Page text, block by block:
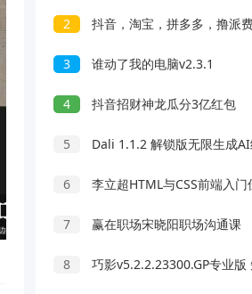
2 抖音，淘宝，拼多多，撸派费，挂机类型暴利快递回收项
3 谁动了我的电脑v2.3.1
4 抖音招财神龙瓜分3亿红包
5 Dali 1.1.2 解锁版无限生成
6 李立超HTML与CSS前端入门佳作，
7 赢在职场宋晓阳职场沟通课
8 巧影v5.2.2.23300.GP专业版